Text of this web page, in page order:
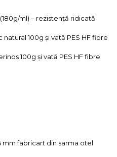
ml) – rezistență ridicată
100g și vată PES HF fibre
100g și vată PES HF fibre
fabricart din sarma otel